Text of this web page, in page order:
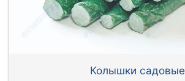
Колышки садовые